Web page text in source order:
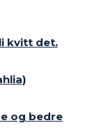
kvitt det.
og bedre